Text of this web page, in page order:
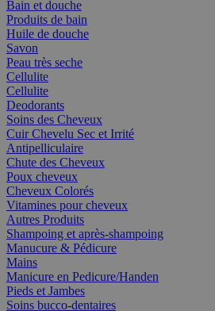
Bain et douche
Produits de bain
Huile de douche
Savon
Peau très seche
Cellulite
Cellulite
Deodorants
Soins des Cheveux
Cuir Chevelu Sec et Irrité
Antipelliculaire
Chute des Cheveux
Poux cheveux
Cheveux Colorés
Vitamines pour cheveux
Autres Produits
Shampoing et après-shampoing
Manucure & Pédicure
Mains
Manicure en Pedicure/Handen
Pieds et Jambes
Soins bucco-dentaires